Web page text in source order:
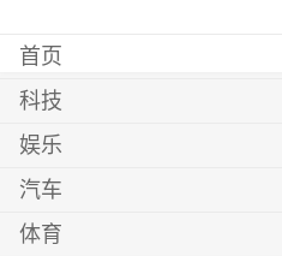
首页
科技
娱乐
汽车
体育